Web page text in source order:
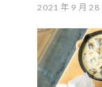
2021 年 9 月 28